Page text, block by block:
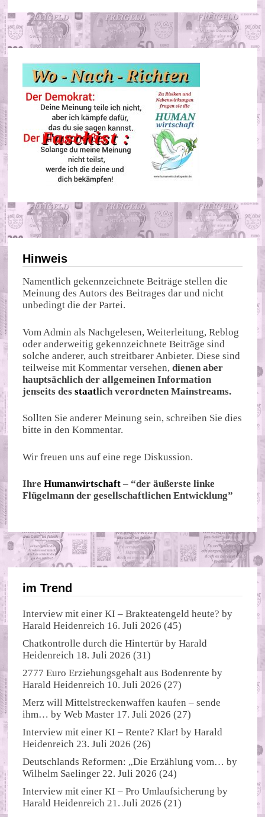
Hinweis
Namentlich gekennzeichnete Beiträge stellen die
Meinung des Autors des Beitrages dar und nicht
unbedingt die der Partei.
Vom Admin als Nachgelesen, Weiterleitung, Reblog
oder anderweitig gekennzeichnete Beiträge sind
solche anderer, auch streitbarer Anbieter. Diese sind
teilweise mit Kommentar versehen,dienen aber
hauptsächlich der allgemeinen Information
jenseits desstaatlich verordneten Mainstreams.
Sollten Sie anderer Meinung sein, schreiben Sie dies
bitte in den Kommentar.
Wir freuen uns auf eine rege Diskussion.
IhreHumanwirtschaft – “der äußerste linke
Flügelmann der gesellschaftlichen Entwicklung”
im Trend
Interview mit einer KI – Brakteatengeld heute? by
Harald Heidenreich 16. Juli 2026 (45)
Chatkontrolle durch die Hintertür byHarald
Heidenreich 18. Juli 2026 (31)
2777 Euro Erziehungsgehalt aus Bodenrente by
Harald Heidenreich 10. Juli 2026 (27)
Merz will Mittelstreckenwaffen kaufen – sende
ihm… byWeb Master 17. Juli 2026 (27)
Interview mit einer KI – Rente? Klar! byHarald
Heidenreich 23. Juli 2026 (26)
Deutschlands Reformen: „Die Erzählung vom… by
Wilhelm Saelinger 22. Juli 2026 (24)
Interview mit einer KI – Pro Umlaufsicherung by
Harald Heidenreich 21. Juli 2026 (21)